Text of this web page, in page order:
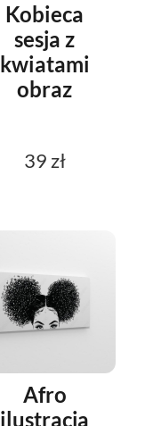
Kobieca
sesja z
kwiatami
obraz
39 zł
Afro
ilustracja